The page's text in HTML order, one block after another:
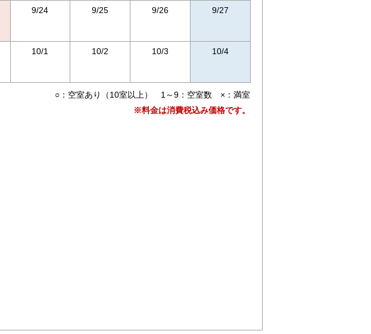
9/24 9/25 9/26 9/27
10/1 10/2 10/3 10/4
○：空室あり（10室以上） 1～9：空室数 ×：満室
※料金は消費税込み価格です。